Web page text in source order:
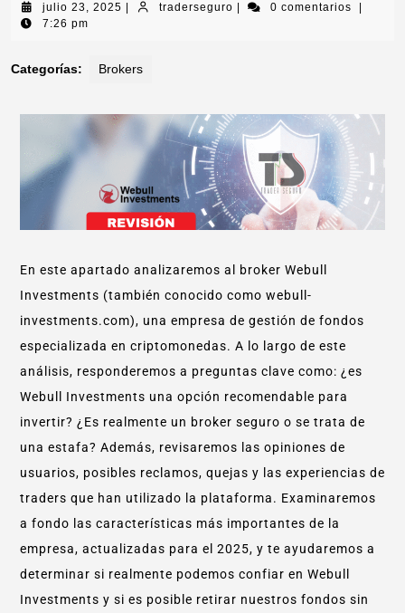
julio 23, 2025 traderseguro 0 comentarios
7:26 pm
Categorías: Brokers
En este apartado analizaremos al broker Webull
Investments (también conocido como webull-
investments.com), una empresa de gestión de fondos
especializada en criptomonedas. A lo largo de este
análisis, responderemos a preguntas clave como: ¿es
Webull Investments una opción recomendable para
invertir? ¿Es realmente un broker seguro o se trata de
una estafa? Además, revisaremos las opiniones de
usuarios, posibles reclamos, quejas y las experiencias de
traders que han utilizado la plataforma. Examinaremos
a fondo las características más importantes de la
empresa, actualizadas para el 2025, y te ayudaremos a
determinar si realmente podemos confiar en Webull
Investments y si es posible retirar nuestros fondos sin